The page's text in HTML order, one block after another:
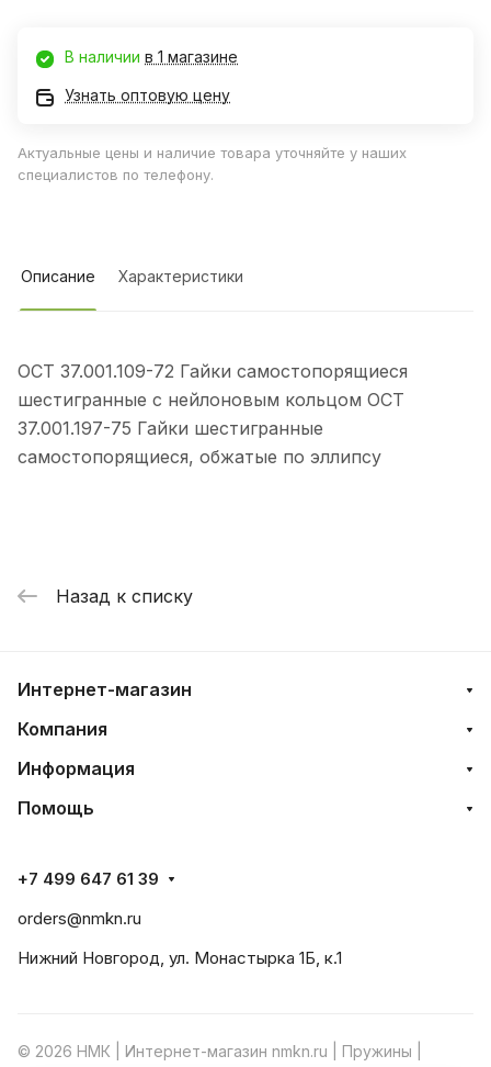
В наличии в 1 магазине
Узнать оптовую цену
Актуальные цены и наличие товара уточняйте у наших
специалистов по телефону.
Описание Характеристики
ОСТ 37.001.109-72 Гайки самостопорящиеся
шестигранные с нейлоновым кольцом ОСТ
37.001.197-75 Гайки шестигранные
самостопорящиеся, обжатые по эллипсу
Назад к списку
Интернет-магазин
Компания
Информация
Помощь
+7 499 647 61 39
orders@nmkn.ru
Нижний Новгород, ул. Монастырка 1Б, к.1
© 2026 НМК | Интернет-магазин nmkn.ru | Пружины |